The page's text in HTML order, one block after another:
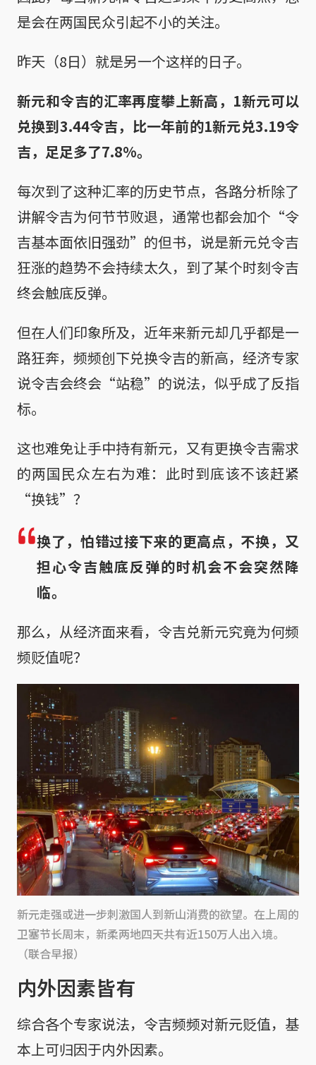
是会在两国民众引起不小的关注。
昨天（8日）就是另一个这样的日子。
新元和令吉的汇率再度攀上新高，1新元可以
兑换到3.44令吉，比一年前的1新元兑3.19令
吉，足足多了7.8%。
每次到了这种汇率的历史节点，各路分析除了
讲解令吉为何节节败退，通常也都会加个“令
吉基本面依旧强劲”的但书，说是新元兑令吉
狂涨的趋势不会持续太久，到了某个时刻令吉
终会触底反弹。
但在人们印象所及，近年来新元却几乎都是一
路狂奔，频频创下兑换令吉的新高，经济专家
说令吉会终会“站稳”的说法，似乎成了反指
标。
这也难免让手中持有新元，又有更换令吉需求
的两国民众左右为难：此时到底该不该赶紧
“换钱”？
换了，怕错过接下来的更高点，不换，又
担心令吉触底反弹的时机会不会突然降
临。
那么，从经济面来看，令吉兑新元究竟为何频
频贬值呢？
新元走强或进一步刺激国人到新山消费的欲望。在上周的
卫塞节长周末，新柔两地四天共有近150万人出入境。
（联合早报）
内外因素皆有
综合各个专家说法，令吉频频对新元贬值，基
本上可归因于内外因素。